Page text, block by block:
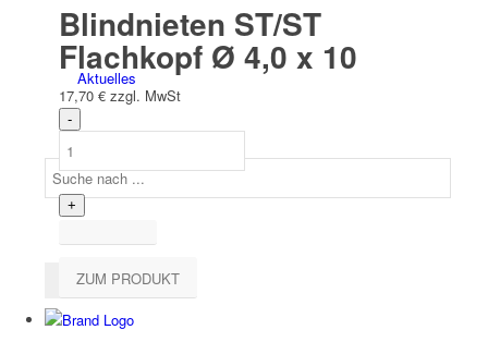
Aktuelles
Blindnieten ST/ST
Flachkopf Ø 4,0 x 10
17,70 € zzgl. MwSt
ZUM PRODUKT